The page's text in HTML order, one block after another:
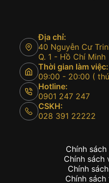
Địa chỉ:
40 Nguyễn Cư
Q. 1 - Hồ Chí Minh
Thời gian làm việc:
09:00 - 20:00 (
Hotline:
0901 247 247
CSKH:
028 391 22222
Chính
Chính sách
Chính
Chính